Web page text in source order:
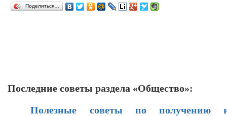
Поделиться…
Последние советы раздела «Общество»:
Полезные советы по получению